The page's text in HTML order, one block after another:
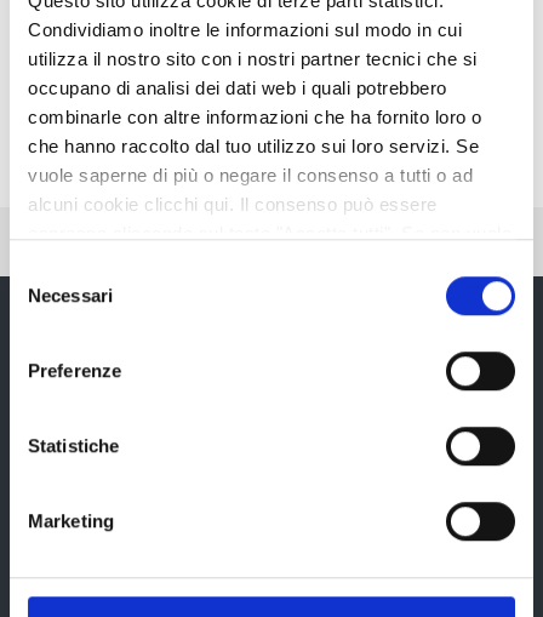
Condividiamo inoltre le informazioni sul modo in cui
utilizza il nostro sito con i nostri partner tecnici che si
occupano di analisi dei dati web i quali potrebbero
combinarle con altre informazioni che ha fornito loro o
che hanno raccolto dal tuo utilizzo sui loro servizi. Se
vuole saperne di più o negare il consenso a tutti o ad
alcuni cookie clicchi qui. Il consenso può essere
tasto "Rifiuta".
delNecessari
Preferenze
Statistiche
Marketing
Pubblicato: 19 Giugno 2019
La Provincia